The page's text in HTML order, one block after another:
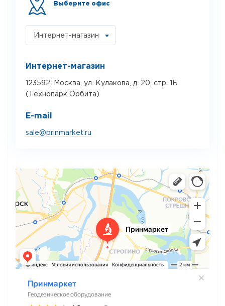
Выберите офис
Интернет-магазин
Интернет-магазин
123592, Москва, ул. Кулакова, д. 20, стр. 1Б
(Технопарк Орбита)
E-mail
sale@prinmarket.ru